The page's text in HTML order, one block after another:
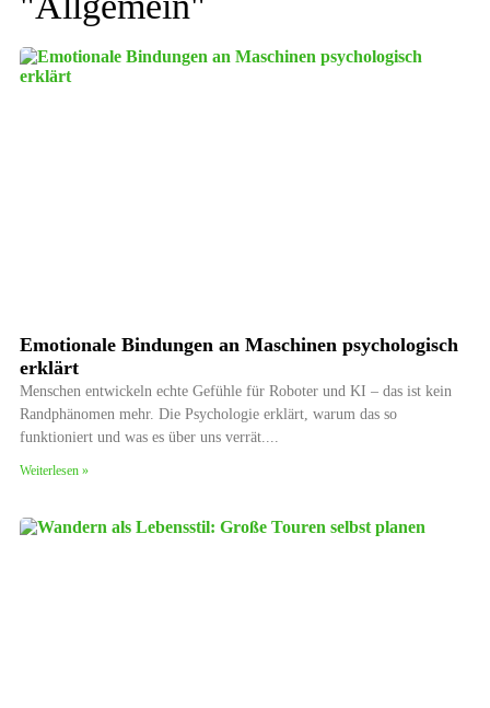
Emotionale Bindungen an Maschinen psychologisch
erklärt
Menschen entwickeln echte Gefühle für Roboter und KI – das ist kein
Randphänomen mehr. Die Psychologie erklärt, warum das so
funktioniert und was es über uns verrät.
Weiterlesen »